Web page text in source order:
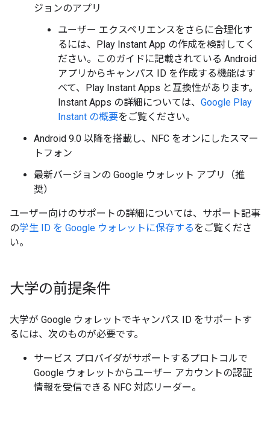
ジョンのアプリ
ユーザー エクスペリエンスをさらに合理化す
るには、Play Instant App の作成を検討してく
ださい。このガイドに記載されている Android
アプリからキャンパス ID を作成する機能はす
べて、Play Instant Apps と互換性があります。
Instant Apps の詳細については、 Google Play
Instant の概要をご覧ください。
Android 9.0 以降を搭載し、NFC をオンにしたスマー
トフォン
最新バージョンの Google ウォレット アプリ（推
奨）
ユーザー向けのサポートの詳細については、サポート記事
の学生 ID を Google ウォレットに保存するをご覧くださ
い。
大学の前提条件
大学が Google ウォレットでキャンパス ID をサポートす
るには、次のものが必要です。
サービス プロバイダがサポートするプロトコルで
Google ウォレットからユーザー アカウントの認証
情報を受信できる NFC 対応リーダー。